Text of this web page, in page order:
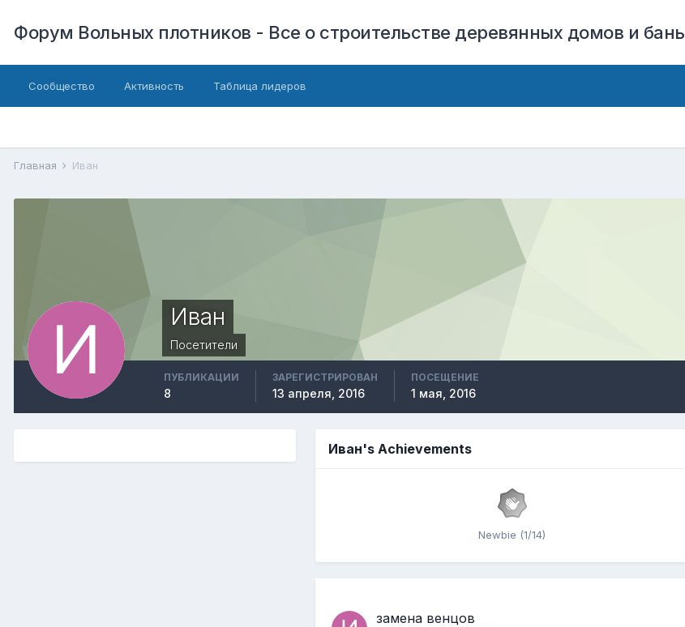
Форум Вольных плотников - Все о строительстве деревянных домов и бань
Сообщество Активность Таблица лидеров
Главная Иван
Иван
Посетители
ПУБЛИКАЦИИ
8
ЗАРЕГИСТРИРОВАН
13 апреля, 2016
ПОСЕЩЕНИЕ
1 мая, 2016
Иван's Achievements
Newbie (1/14)
замена венцов